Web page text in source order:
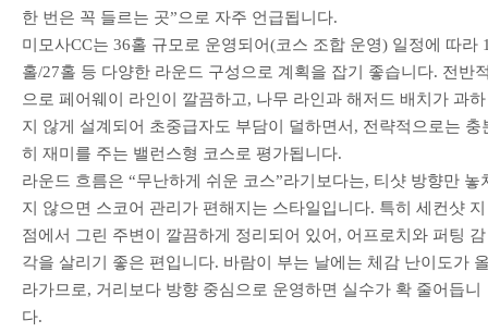
한 번은 꼭 들르는 곳”으로 자주 언급됩니다.
미모사CC는 36홀 규모로 운영되어(코스 조합 운영) 일정에 따라
홀/27홀 등 다양한 라운드 구성으로 계획을 잡기 좋습니다. 전반
으로 페어웨이 라인이 깔끔하고, 나무 라인과 해저드 배치가 과하
지 않게 설계되어 초중급자도 부담이 덜하면서, 전략적으로는 충
히 재미를 주는 밸런스형 코스로 평가됩니다.
라운드 흐름은 “무난하게 쉬운 코스”라기보다는, 티샷 방향만 놓
지 않으면 스코어 관리가 편해지는 스타일입니다. 특히 세컨샷 지
점에서 그린 주변이 깔끔하게 정리되어 있어, 어프로치와 퍼팅 감
각을 살리기 좋은 편입니다. 바람이 부는 날에는 체감 난이도가
라가므로, 거리보다 방향 중심으로 운영하면 실수가 확 줄어듭니
다.